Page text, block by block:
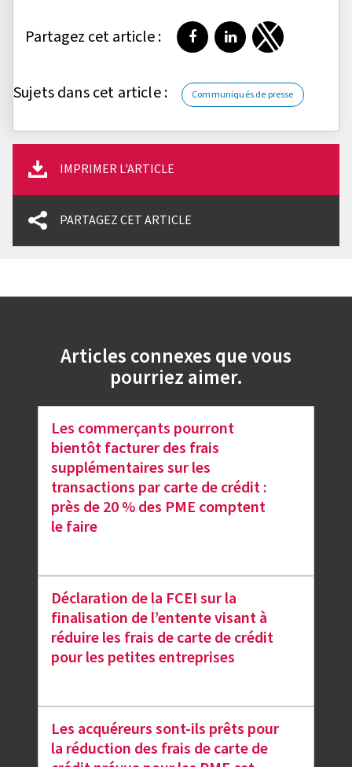
Partagez cet article : Partager sur Facebook
Partager surPartager sur
Sujets dans cet article : Communiqués de presse
IMPRIMER L'ARTICLE
PARTAGEZ CET ARTICLE
Articles connexes que vous
pourriez aimer.
Les commerçants pourront
bientôt facturer des frais
supplémentaires sur les
transactions par carte de crédit :
près de 20 % des PME comptent
le faire
Déclaration de la FCEI sur la
finalisation de l’entente visant à
réduire les frais de carte de crédit
pour les petites entreprises
Les acquéreurs sont-ils prêts pour
la réduction des frais de carte de